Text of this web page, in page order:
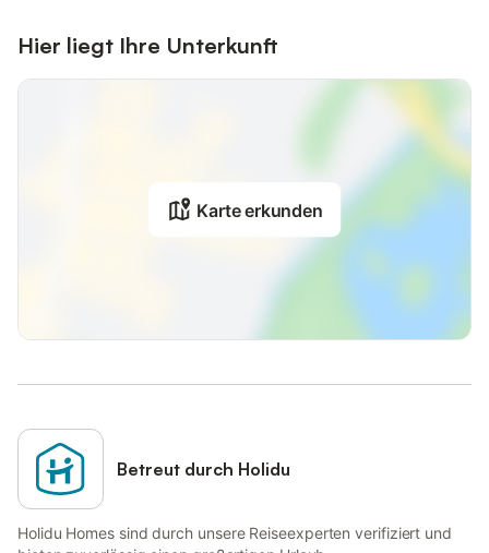
Hier liegt Ihre Unterkunft
Karte erkunden
Betreut durch Holidu
Holidu Homes sind durch unsere Reiseexperten verifiziert und